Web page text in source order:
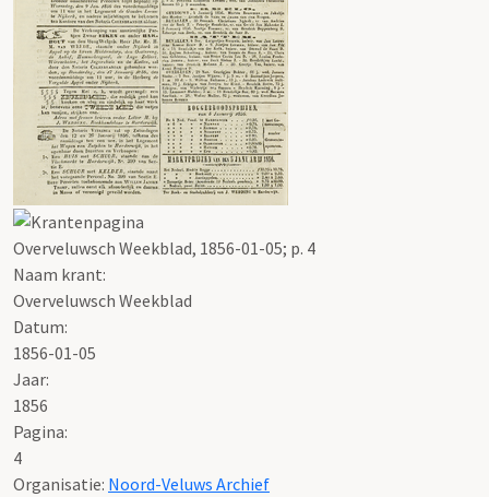
Overveluwsch Weekblad, 1856-01-05; p. 4
Naam krant:
Overveluwsch Weekblad
Datum:
1856-01-05
Jaar:
1856
Pagina:
4
Organisatie: Noord-Veluws Archief